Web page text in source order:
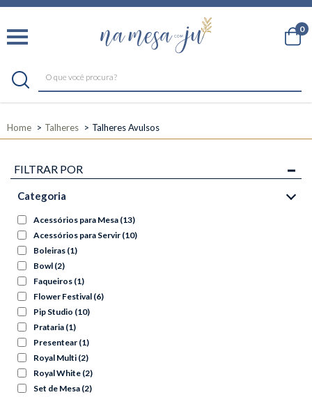
0
Home Talheres Talheres Avulsos
FILTRAR POR
Categoria
Acessórios para Mesa (13)
Acessórios para Servir (10)
Boleiras (1)
Bowl (2)
Faqueiros (1)
Flower Festival (6)
Pip Studio (10)
Prataria (1)
Presentear (1)
Royal Multi (2)
Royal White (2)
Set de Mesa (2)